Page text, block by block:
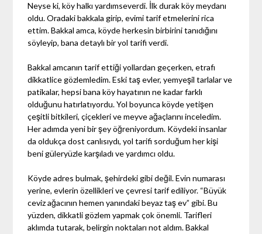
Neyse ki, köy halkı yardımseverdi. İlk durak köy meydanı
oldu. Oradaki bakkala girip, evimi tarif etmelerini rica
ettim. Bakkal amca, köyde herkesin birbirini tanıdığını
söyleyip, bana detaylı bir yol tarifi verdi.
Bakkal amcanın tarif ettiği yollardan geçerken, etrafı
dikkatlice gözlemledim. Eski taş evler, yemyeşil tarlalar ve
patikalar, hepsi bana köy hayatının ne kadar farklı
olduğunu hatırlatıyordu. Yol boyunca köyde yetişen
çeşitli bitkileri, çiçekleri ve meyve ağaçlarını inceledim.
Her adımda yeni bir şey öğreniyordum. Köydeki insanlar
da oldukça dost canlısıydı, yol tarifi sorduğum her kişi
beni güleryüzle karşıladı ve yardımcı oldu.
Köyde adres bulmak, şehirdeki gibi değil. Evin numarası
yerine, evlerin özellikleri ve çevresi tarif ediliyor. “Büyük
ceviz ağacının hemen yanındaki beyaz taş ev” gibi. Bu
yüzden, dikkatli gözlem yapmak çok önemli. Tarifleri
aklımda tutarak, belirgin noktaları not aldım. Bakkal